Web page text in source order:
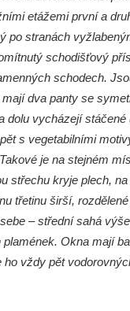
etážemi první a
po stranách
schodišťový
schodech.
dva panty se
vycházejí
s vegetabilními
je na stejném
střechu kryje plech,
třetinu širší,
– střední sahá
Okna mají
vždy pět